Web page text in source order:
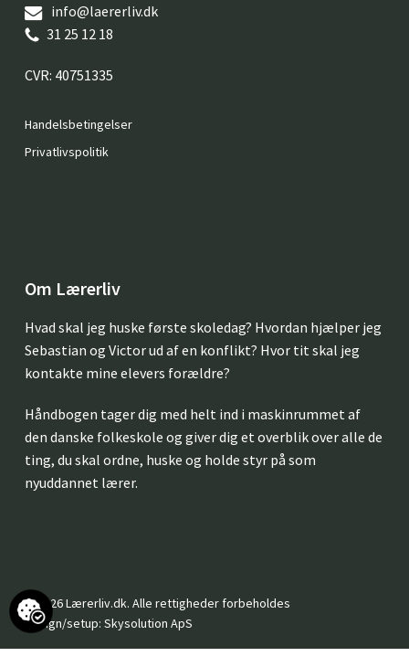
Se kurv
info@laererliv.dk
31 25 12 18
CVR: 40751335
Handelsbetingelser
Privatlivspolitik
Om Lærerliv
Hvad skal jeg huske første skoledag? Hvordan hjælper jeg
Sebastian og Victor ud af en konflikt? Hvor tit skal jeg
kontakte mine elevers forældre?
Håndbogen tager dig med helt ind i maskinrummet af
den danske folkeskole og giver dig et overblik over alle de
ting, du skal ordne, huske og holde styr på som
nyuddannet lærer.
© 2026 Lærerliv.dk. Alle rettigheder forbeholdes
Design/setup: Skysolution ApS